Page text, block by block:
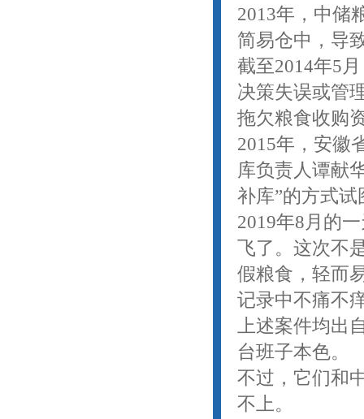
2013年，中储
简易仓中，导
截至2014年5
决策失误或管
拖欠粮食收购
2015年，安徽
库负责人谭献
补库”的方式
2019年8月的
飞了。这次不
假粮食，轻而
记录中不痛不
上述案件均出
台班子本色。
不过，它们和
不上。